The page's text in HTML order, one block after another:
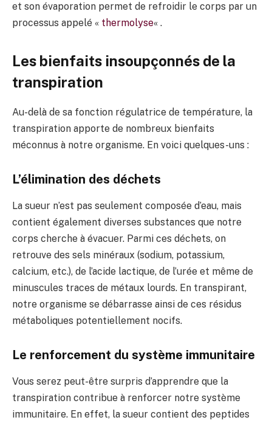
et son évaporation permet de refroidir le corps par un
processus appelé « thermolyse« .
Les bienfaits insoupçonnés de la
transpiration
Au-delà de sa fonction régulatrice de température, la
transpiration apporte de nombreux bienfaits
méconnus à notre organisme. En voici quelques-uns :
L’élimination des déchets
La sueur n’est pas seulement composée d’eau, mais
contient également diverses substances que notre
corps cherche à évacuer. Parmi ces déchets, on
retrouve des sels minéraux (sodium, potassium,
calcium, etc.), de l’acide lactique, de l’urée et même de
minuscules traces de métaux lourds. En transpirant,
notre organisme se débarrasse ainsi de ces résidus
métaboliques potentiellement nocifs.
Le renforcement du système immunitaire
Vous serez peut-être surpris d’apprendre que la
transpiration contribue à renforcer notre système
immunitaire. En effet, la sueur contient des peptides